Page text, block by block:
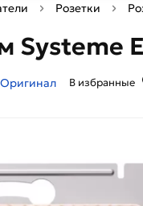
Розетки
Systeme
Оригинал В избранные